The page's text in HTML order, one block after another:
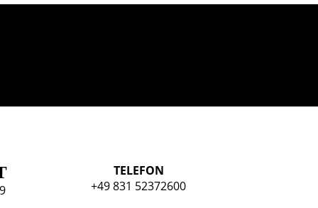
TELEFON
+49 831 52372600